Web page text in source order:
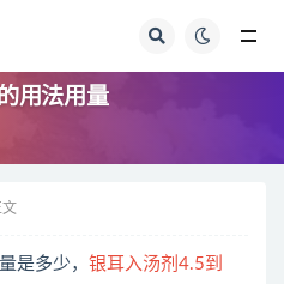
用法用量
文
是多少， 银耳入汤剂4.5到